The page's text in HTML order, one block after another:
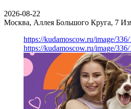
2026-08-22
Москва, Аллея Большого Круга, 7
https://kudamoscow.ru/image/
https://kudamoscow.ru/image/